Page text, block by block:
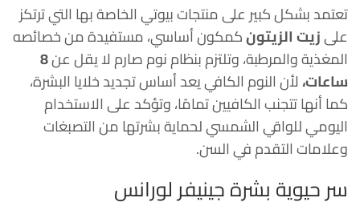
تعتمد بشكل كبير على منتجات بيوتي الخاصة بها التي ترتكز
علىزيت الزيتونكمكون أساسي، مستفيدة من خصائصه
المغذية والمرطبة، وتلتزم بنظام نوم صارم لا يقل عن8
ساعات،لأن النوم الكافي يعد أساس تجديد خلايا البشرة،
كما أنها تتجنب الكافيين تمامًا، وتؤكد على الاستخدام
اليومي للواقي الشمسي لحماية بشرتها من التصبغات
وعلامات التقدم في السن.
سر حيوية بشرة جينيفر لورانس